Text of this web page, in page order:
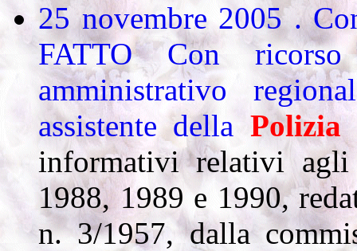
25 novembre 2005 .
FATTOCon
amministrativo
assistente della Polizia
informativi relativi
1988, 1989 e 1990,
n. 3/1957, dalla